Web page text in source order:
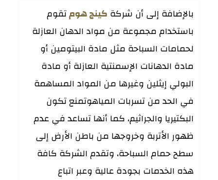
بالإضافة إلى أن شركة كينج هومتقوم
باستخدام مجموعة من مواد الدهان العازلة
لحمامات السباحة مثل مادة البيتومين أو
مادة الدهانات الإسمنتية العازلة أو مادة
البولي إيثلين وغيرها من المواد المساهمة
في الحد من تسربات المياهوتمنع تكون
البكتيريا والجراثيم، كما أنها تساعد في عدم
ظهور الأتربة وخروجها من باطن الأرض إلى
سطح حمام السباحة، وتقدم الشركة كافة
هذه الخدمات بجودة عالية وعبر اتباع